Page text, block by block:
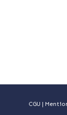
CGU |